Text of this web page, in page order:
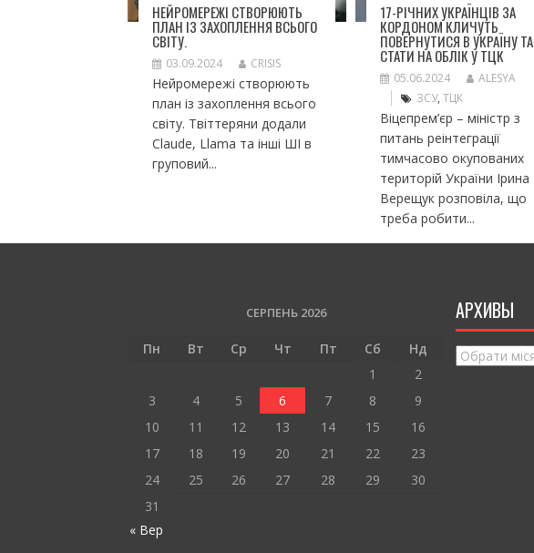
НЕЙРОМЕРЕЖІ СТВОРЮЮТЬ
ПЛАН ІЗ ЗАХОПЛЕННЯ ВСЬОГО
СВІТУ.
03.09.2024 CRISIS
Нейромережі створюють
план із захоплення всього
світу. Твіттеряни додали
Claude, Llama та інші ШІ в
груповий...
17-РІЧНИХ УКРАЇНЦІВ ЗА
КОРДОНОМ КЛИЧУТЬ
ПОВЕРНУТИСЯ В УКРАЇНУ ТА
СТАТИ НА ОБЛІК У ТЦК
05.06.2024
ALESYA
ЗСУ,ТЦК
Віцепрем’єр – міністр з
питань реінтеграції
тимчасово окупованих
територій України Ірина
Верещук розповіла, що
треба робити...
СЕРПЕНЬ 2026
Пн Вт Ср Чт Пт Сб
Нд
1
2
3
4 5 6 7 8
9
10
11 12 13 14 15
16
17
18 19 20 21 22
23
24
25 26 27 28 29
30
31
« Вер
АРХИВЫ
Архивы